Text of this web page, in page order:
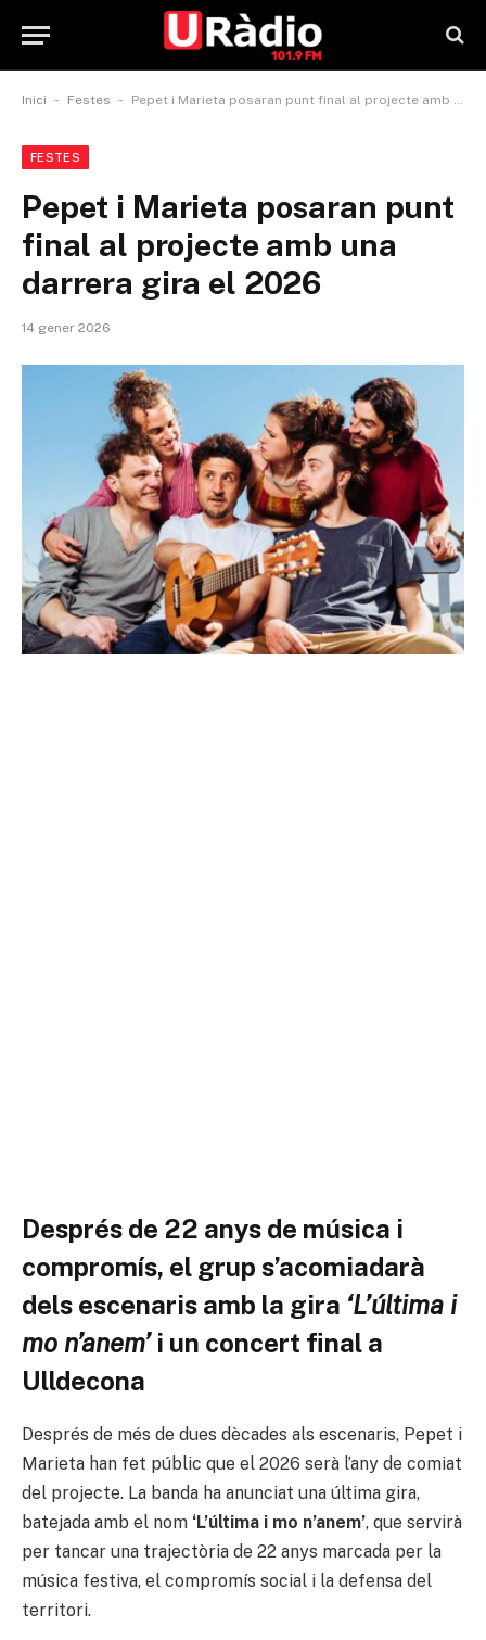
Inici - Festes - Pepet i Marieta posaran punt final al projecte amb una darrera gira el 2026
FESTES
Pepet i Marieta posaran punt
final al projecte amb una
darrera gira el 2026
14 gener 2026
Després de 22 anys de música i
compromís, el grup s’acomiadarà
dels escenaris amb la gira ‘L’última i
mo n’anem’i un concert final a
Ulldecona
Després de més de dues dècades als escenaris, Pepet i
Marieta han fet públic que el 2026 serà l’any de comiat
del projecte. La banda ha anunciat una última gira,
batejada amb el nom ‘L’última i mo n’anem’, que servirà
per tancar una trajectòria de 22 anys marcada per la
música festiva, el compromís social i la defensa del
territori.